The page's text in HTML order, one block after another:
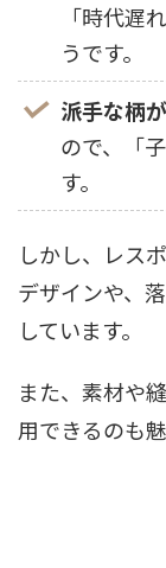
「時代遅
うです。
派手な柄
ので、「
す。
しかし、レス
デザインや、
しています。
また、素材や
用できるのも魅